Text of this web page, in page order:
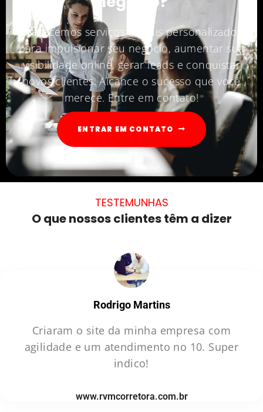
Oferecemos serviços digitais personalizados
para impulsionar seu negócio, aumentar sua
visibilidade online, gerar leads e conquistar
novos clientes. Alcance o sucesso que você
merece. Entre em contato!
ENTRAR EM CONTATO
TESTEMUNHAS
O que nossos clientes têm a dizer
Rodrigo Martins
Criaram o site da minha empresa com
agilidade e um atendimento no 10. Super
indico!
www.rvmcorretora.com.br